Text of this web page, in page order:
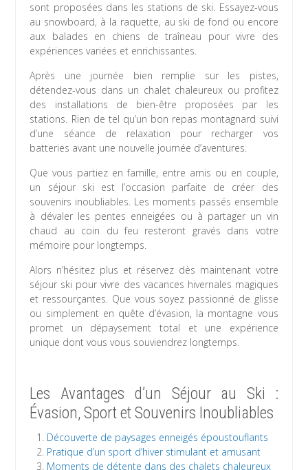
sont proposées dans les stations de ski. Essayez-vous
au snowboard, à la raquette, au ski de fond ou encore
aux balades en chiens de traîneau pour vivre des
expériences variées et enrichissantes.
Après une journée bien remplie sur les pistes,
détendez-vous dans un chalet chaleureux ou profitez
des installations de bien-être proposées par les
stations. Rien de tel qu’un bon repas montagnard suivi
d’une séance de relaxation pour recharger vos
batteries avant une nouvelle journée d’aventures.
Que vous partiez en famille, entre amis ou en couple,
un séjour ski est l’occasion parfaite de créer des
souvenirs inoubliables. Les moments passés ensemble
à dévaler les pentes enneigées ou à partager un vin
chaud au coin du feu resteront gravés dans votre
mémoire pour longtemps.
Alors n’hésitez plus et réservez dès maintenant votre
séjour ski pour vivre des vacances hivernales magiques
et ressourçantes. Que vous soyez passionné de glisse
ou simplement en quête d’évasion, la montagne vous
promet un dépaysement total et une expérience
unique dont vous vous souviendrez longtemps.
Les Avantages d’un Séjour au Ski :
Évasion, Sport et Souvenirs Inoubliables
Découverte de paysages enneigés époustouflants
Pratique d’un sport d’hiver stimulant et amusant
Moments de détente dans des chalets chaleureux